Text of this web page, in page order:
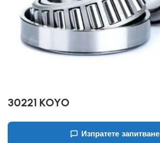
30221 KOYO
Изпратете запитване